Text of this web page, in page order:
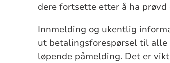
dere fortsette etter å ha
Innmelding og ukentlig
ut betalingsforespørsel til
løpende påmelding. Det er